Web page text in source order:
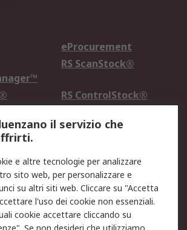
eProcurement
RS ScanStock®
RS ControlStock®
Informativa Privacy -
Aggiornata
Termini d'uso
Condizioni generali di
il servizio che
e altre tecnologie per analizzare
sito web, per personalizzare e
su altri siti web. Cliccare su "Accetta
l'uso dei cookie non essenziali.
cookie accettare cliccando su